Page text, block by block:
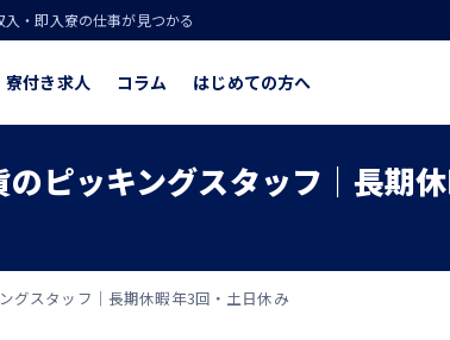
・即入寮の仕事が見つかる
寮付き求人 コラム はじめての方へ
のピッキングスタッフ｜長期
グスタッフ｜長期休暇年3回・土日休み